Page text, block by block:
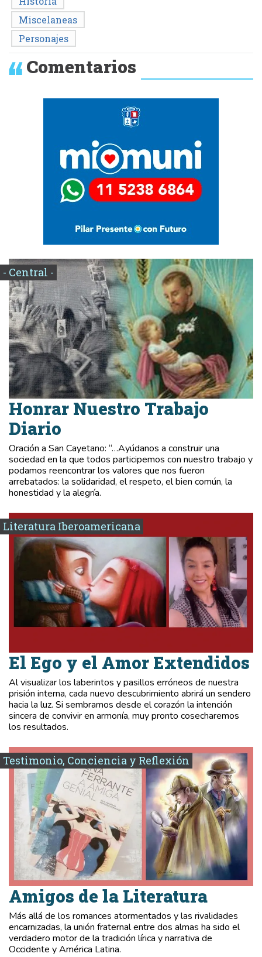
Miscelaneas
Personajes
Comentarios
- Central -
Honrar Nuestro Trabajo
Diario
Oración a San Cayetano: “…Ayúdanos a construir una
sociedad en la que todos participemos con nuestro trabajo y
podamos reencontrar los valores que nos fueron
arrebatados: la solidaridad, el respeto, el bien común, la
honestidad y la alegría.
Literatura Iberoamericana
El Ego y el Amor Extendidos
Al visualizar los laberintos y pasillos erróneos de nuestra
prisión interna, cada nuevo descubrimiento abrirá un sendero
hacia la luz. Si sembramos desde el corazón la intención
sincera de convivir en armonía, muy pronto cosecharemos
los resultados.
Testimonio, Conciencia y Reflexión
Amigos de la Literatura
Más allá de los romances atormentados y las rivalidades
encarnizadas, la unión fraternal entre dos almas ha sido el
verdadero motor de la tradición lírica y narrativa de
Occidente y América Latina.